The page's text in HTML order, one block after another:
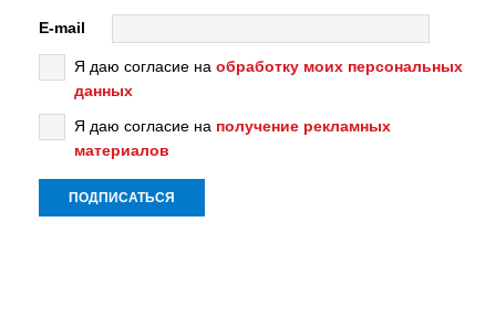
E-mail
Я даю согласие на обработку моих персональных
данных
Я даю согласие на получение рекламных
материалов